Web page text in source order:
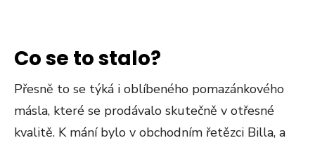
Co se to stalo?
Přesně to se týká i oblíbeného pomazánkového
másla, které se prodávalo skutečně v otřesné
kvalitě. K mání bylo v obchodním řetězci Billa, a